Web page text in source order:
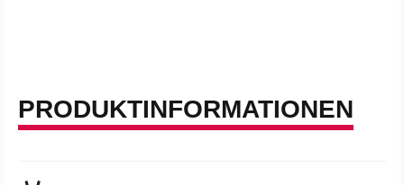
PRODUKTINFORMATIONEN